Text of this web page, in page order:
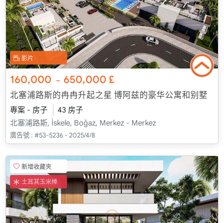
影片
160,000 ~ 650,000£
北塞浦路斯的冉冉升起之星 博阿兹的豪华公寓和别墅
專案 - 房子
43 房子
北塞浦路斯, İskele, Boğaz, Merkez - Merkez
廣告號 : #53-5236 - 2025/4/8
新增收藏夾
土耳其玉米棒